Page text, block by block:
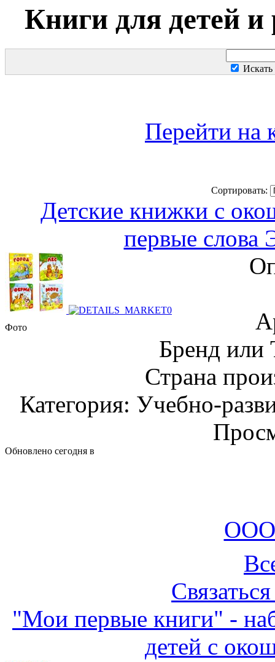
Книги для детей
Перейти на
Сортировать:
Детские книжки с
первые слова
Фото
Бренд или
Страна
Категория: Учебно-
Обновлено сегодня в
ООО
"Мои первые книги" -
детей с